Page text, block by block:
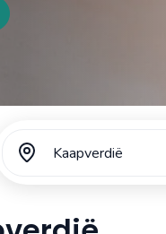
Kaapverdië